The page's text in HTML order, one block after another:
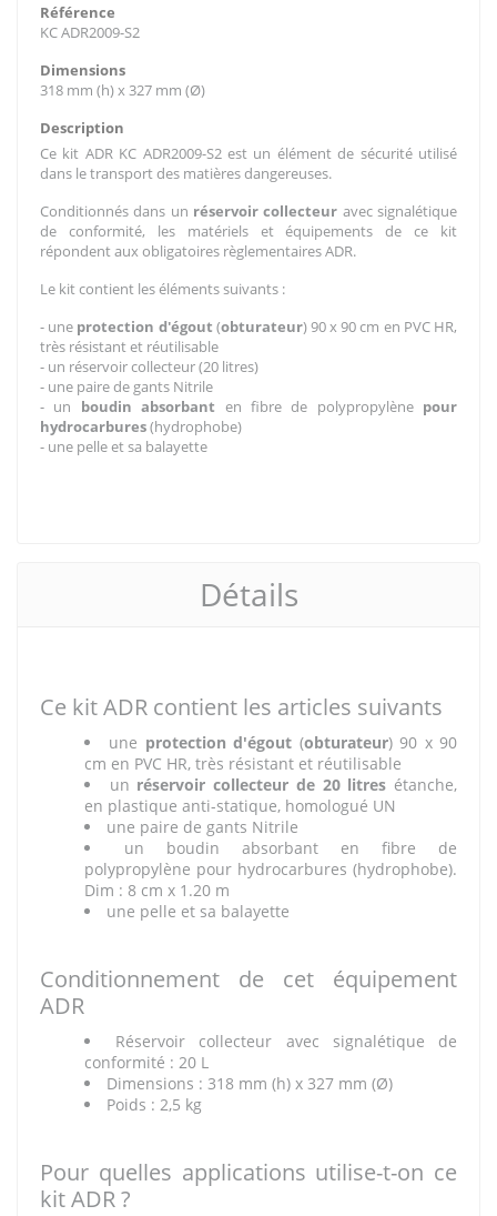
Référence
KC ADR2009-S2
Dimensions
318 mm (h) x 327 mm (Ø)
Description
Ce kit ADR KC ADR2009-S2 est un élément de sécurité utilisé
dans le transport des matières dangereuses.
Conditionnés dans un réservoir collecteur avec signalétique
de conformité, les matériels et équipements de ce kit
répondent aux obligatoires règlementaires ADR.
Le kit contient les éléments suivants :
- une protection d'égout (obturateur) 90 x 90 cm en PVC HR,
très résistant et réutilisable
- un réservoir collecteur (20 litres)
- une paire de gants Nitrile
- un boudin absorbant en fibre de polypropylène pour
hydrocarbures(hydrophobe)
- une pelle et sa balayette
Détails
Ce kit ADR contient les articles suivants
une protection d'égout (obturateur) 90 x 90
cm en PVC HR, très résistant et réutilisable
un réservoir collecteur de 20 litres étanche,
en plastique anti-statique, homologué UN
une paire de gants Nitrile
un boudin absorbant en fibre de
polypropylène pour hydrocarbures (hydrophobe).
Dim : 8 cm x 1.20 m
une pelle et sa balayette
Conditionnement de cet équipement
ADR
Réservoir collecteur avec signalétique de
conformité : 20 L
Dimensions : 318 mm (h) x 327 mm (Ø)
Poids : 2,5 kg
Pour quelles applications utilise-t-on ce
kit ADR ?